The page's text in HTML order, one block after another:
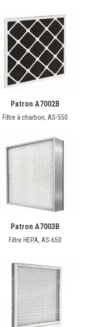
Patron A7002B
Filtre à charbon, AS-550
Patron A7003B
Filtre HEPA, AS-650